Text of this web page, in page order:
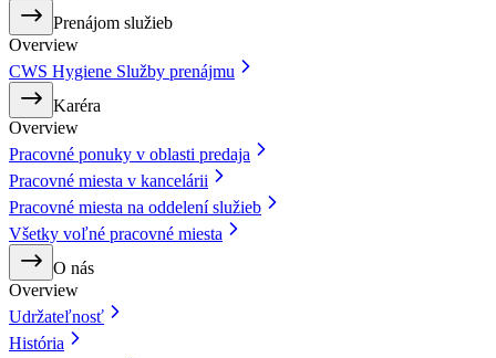
Prenájom služieb
Overview
CWS Hygiene Služby prenájmu
Karéra
Overview
Pracovné ponuky v oblasti predaja
Pracovné miesta v kancelárii
Pracovné miesta na oddelení služieb
Všetky voľné pracovné miesta
O nás
Overview
Udržateľnosť
História